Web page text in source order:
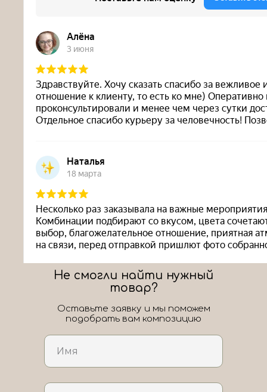
ЛоШАРик на карте Новороссийска — Яндекс Карты
Не смогли найти нужный
товар?
Оставьте заявку и мы поможем
подобрать вам композицию